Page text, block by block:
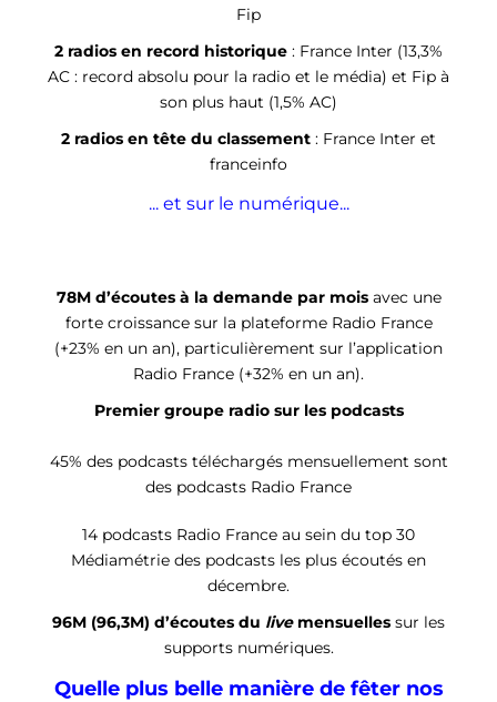
Fip
2 radios en record historique : France Inter (13,3%
AC : record absolu pour la radio et le média) et Fip à
son plus haut (1,5% AC)
2 radios en tête du classement : France Inter et
franceinfo
... et sur le numérique...
78M d’écoutes à la demande par moisavec une
forte croissance sur la plateforme Radio France
(+23% en un an), particulièrement sur l’application
Radio France (+32% en un an).
Premier groupe radio sur les podcasts
45% des podcasts téléchargés mensuellement sont
des podcasts Radio France
14 podcasts Radio France au sein du top 30
Médiamétrie des podcasts les plus écoutés en
décembre.
96M (96,3M) d’écoutes du livemensuelles sur les
supports numériques.
Quelle plus belle manière de fêter nos